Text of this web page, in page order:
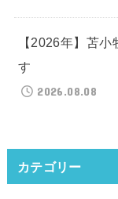
【2026年】苫
す
2026.08.08
カテゴリー